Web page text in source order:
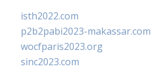
isth2022.com
p2b2pabi2023-makassar.com
wocfparis2023.org
sinc2023.com